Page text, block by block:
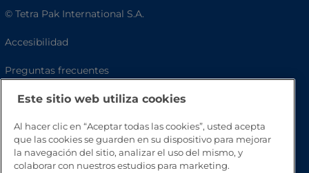
© Tetra Pak International S.A.
Accesibilidad
Preguntas frecuentes
Este sitio web utiliza cookies
Al hacer clic en “Aceptar todas las cookies”, usted acepta
que las cookies se guarden en su dispositivo para mejorar
la navegación del sitio, analizar el uso del mismo, y
colaborar con nuestros estudios para marketing.